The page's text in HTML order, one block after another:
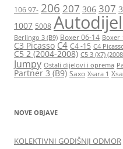
106 97- 206 207 306 307
1007 5008
Berlingo 3 (B9) Boxer 06-14 Boxer
C3 Picasso C4 C4 -15 C4
C5 2 (2004-2008) C5 3 (X7)
Jumpy Ostali dijelovi i oprema
Partner 3 (B9) Saxo Xsara 1
NOVE OBJAVE
KOLEKTIVNI GODIŠNJI ODMOR